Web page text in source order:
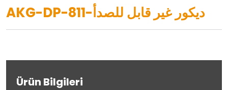
AKG-DP-811-ديكور غير قابل للصدأ
Ürün Bilgileri